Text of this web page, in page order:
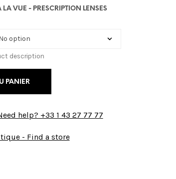
LA VUE - PRESCRIPTION LENSES
description
PANIER
help? +33 1 43 27 77 77
- Find a store